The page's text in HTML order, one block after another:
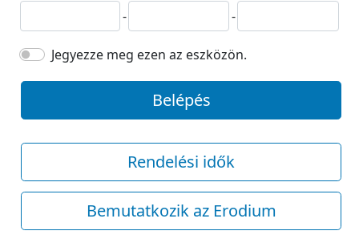
-
-
Jegyezze meg ezen az eszközön.
Belépés
Rendelési idők
Bemutatkozik az Erodium